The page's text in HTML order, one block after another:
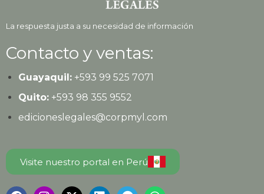
La respuesta justa a su necesidad de información
Contacto y ventas:
Guayaquil:+593 99 525 7071
Quito:+593 98 355 9552
edicioneslegales@corpmyl.com
Visite nuestro portal en Perú